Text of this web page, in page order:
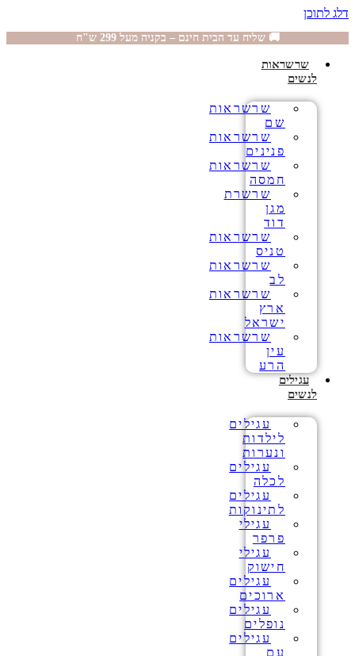
דלג לתוכן
🚚 שליח עד הבית חינם – בקניה מעל 299 ש"ח
שרשראות
לנשים
שרשראות
שם
שרשראות
פנינים
שרשראות
חמסה
שרשרת
מגן
דוד
שרשראות
טניס
שרשראות
לב
שרשראות
ארץ
ישראל
שרשראות
עין
הרע
עגילים
לנשים
עגילים
לילדות
ונערות
עגילים
לכלה
עגילים
לתינוקות
עגילי
פרפר
עגילי
חישוק
עגילים
ארוכים
עגילים
נופלים
עגילים
עם